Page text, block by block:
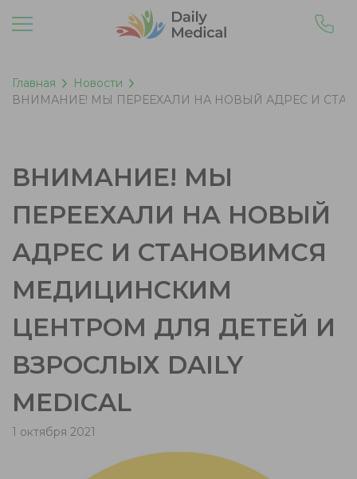
Главная
Новости
ВНИМАНИЕ! МЫ ПЕРЕЕХАЛИ НА НОВЫЙ АДРЕС И
ВНИМАНИЕ! МЫ
ПЕРЕЕХАЛИ НА НОВЫЙ
АДРЕС И СТАНОВИМСЯ
МЕДИЦИНСКИМ
ЦЕНТРОМ ДЛЯ ДЕТЕЙ И
ВЗРОСЛЫХ DAILY
MEDICAL
1 октября 2021